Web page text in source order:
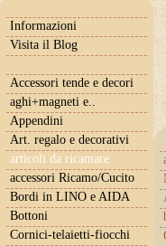
Informazioni
Visita il Blog
Accessori tende e decori
aghi+magneti e..
Appendini
Art. regalo e decorativi
articoli da ricamare
accessori Ricamo/Cucito
Bordi in LINO e AIDA
Bottoni
Cornici-telaietti-fiocchi